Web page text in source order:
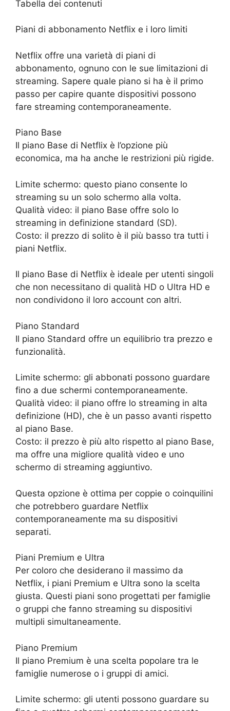
Tabella dei contenuti
Piani di abbonamento Netflix e i loro limiti
Netflix offre una varietà di piani di
abbonamento, ognuno con le sue limitazioni di
streaming. Sapere quale piano si ha è il primo
passo per capire quante dispositivi possono
fare streaming contemporaneamente.
Piano Base
Il piano Base di Netflix è l’opzione più
economica, ma ha anche le restrizioni più rigide.
Limite schermo: questo piano consente lo
streaming su un solo schermo alla volta.
Qualità video: il piano Base offre solo lo
streaming in definizione standard (SD).
Costo: il prezzo di solito è il più basso tra tutti i
piani Netflix.
Il piano Base di Netflix è ideale per utenti singoli
che non necessitano di qualità HD o Ultra HD e
non condividono il loro account con altri.
Piano Standard
Il piano Standard offre un equilibrio tra prezzo e
funzionalità.
Limite schermo: gli abbonati possono guardare
fino a due schermi contemporaneamente.
Qualità video: il piano offre lo streaming in alta
definizione (HD), che è un passo avanti rispetto
al piano Base.
Costo: il prezzo è più alto rispetto al piano Base,
ma offre una migliore qualità video e uno
schermo di streaming aggiuntivo.
Questa opzione è ottima per coppie o coinquilini
che potrebbero guardare Netflix
contemporaneamente ma su dispositivi
separati.
Piani Premium e Ultra
Per coloro che desiderano il massimo da
Netflix, i piani Premium e Ultra sono la scelta
giusta. Questi piani sono progettati per famiglie
o gruppi che fanno streaming su dispositivi
multipli simultaneamente.
Piano Premium
Il piano Premium è una scelta popolare tra le
famiglie numerose o i gruppi di amici.
Limite schermo: gli utenti possono guardare su